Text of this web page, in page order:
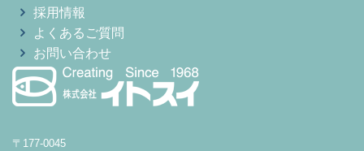
〒177-0045
採用情報
よくあるご質問
お問い合わせ